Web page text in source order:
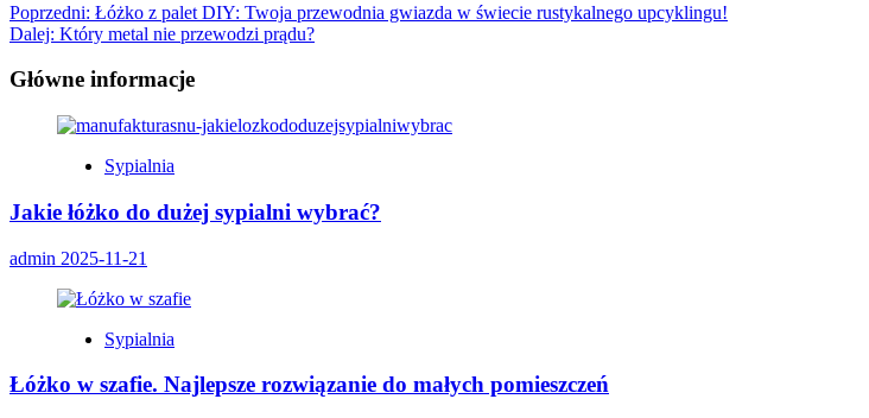
Poprzedni: Łóżko z palet DIY: Twoja przewodnia gwiazda w świecie rustykalnego upcyklingu!
Dalej: Który metal nie przewodzi prądu?
Główne informacje
Sypialnia
Jakie łóżko do dużej sypialni wybrać?
admin 2025-11-21
Sypialnia
Łóżko w szafie. Najlepsze rozwiązanie do małych pomieszczeń